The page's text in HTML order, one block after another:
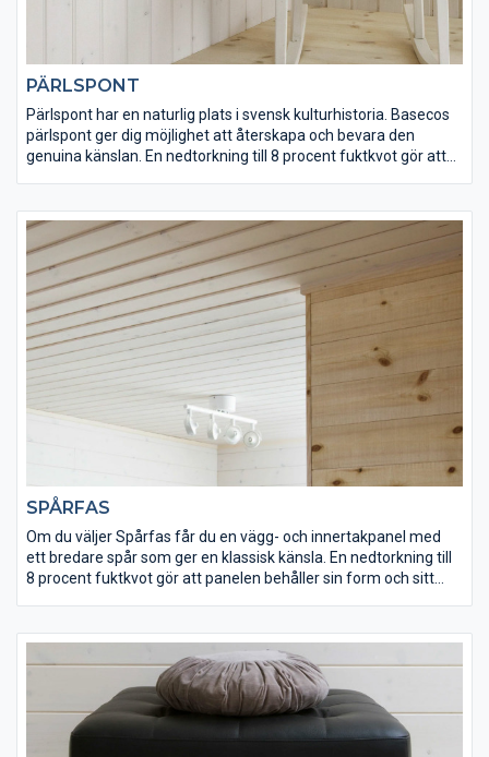
PÄRLSPONT
Pärlspont har en naturlig plats i svensk kulturhistoria. Basecos
pärlspont ger dig möjlighet att återskapa och bevara den
genuina känslan. En nedtorkning till 8 procent fuktkvot gör att
SPÅRFAS
Om du väljer Spårfas får du en vägg- och innertakpanel med
ett bredare spår som ger en klassisk känsla. En nedtorkning till
8 procent fuktkvot gör att panelen behåller sin form och sitt